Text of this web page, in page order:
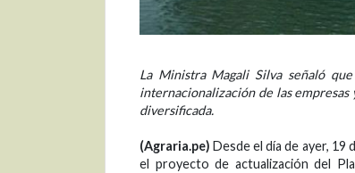
La Ministra Magali Silva señaló
internacionalización de las
diversificada.
(Agraria.pe) Desde el día de ayer,
el proyecto de actualización del